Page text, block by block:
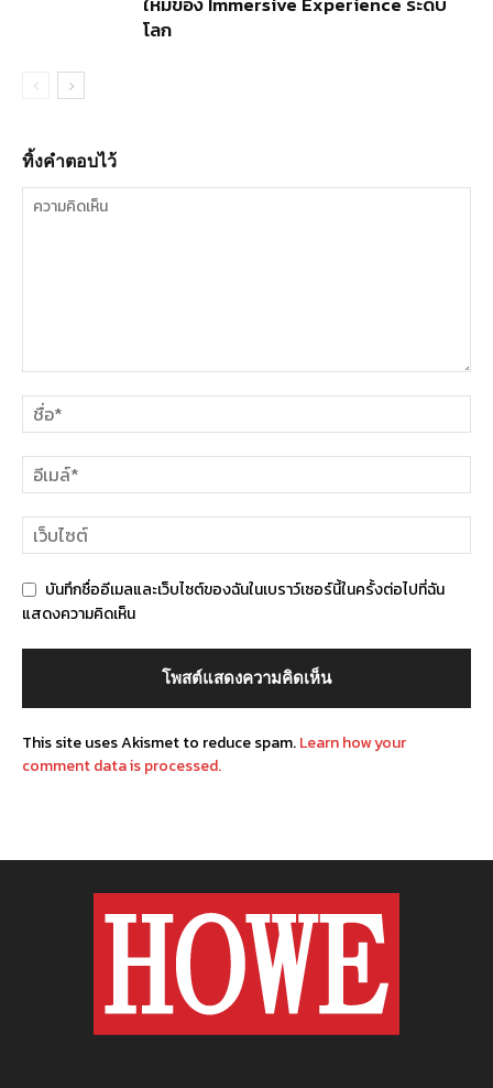
โลก
ทิ้งคำตอบไว้
บันทึกชื่ออีเมลและเว็บไซต์ของฉันในเบราว์เซอร์นี้ในครั้งต่อไปที่ฉัน
แสดงความคิดเห็น
This site uses Akismet to reduce spam.Learn how your
comment data is processed.